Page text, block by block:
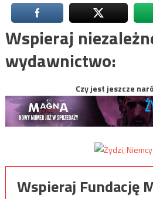
Wspieraj
wydawnictwo:
Czy jest jeszcze
Wspieraj Fundację